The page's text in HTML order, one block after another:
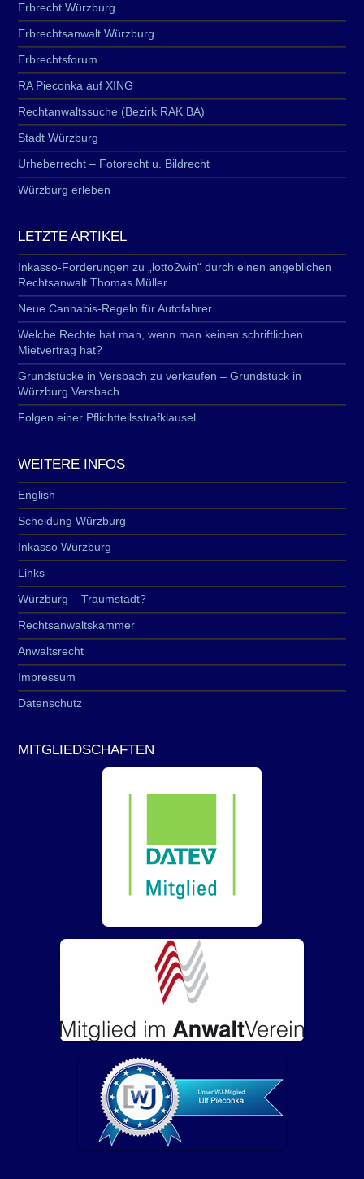
Erbrecht Würzburg
Erbrechtsanwalt Würzburg
Erbrechtsforum
RA Pieconka auf XING
Rechtanwaltssuche (Bezirk RAK BA)
Stadt Würzburg
Urheberrecht – Fotorecht u. Bildrecht
Würzburg erleben
LETZTE ARTIKEL
Inkasso-Forderungen zu „lotto2win“ durch einen angeblichen
Rechtsanwalt Thomas Müller
Neue Cannabis-Regeln für Autofahrer
Welche Rechte hat man, wenn man keinen schriftlichen
Mietvertrag hat?
Grundstücke in Versbach zu verkaufen – Grundstück in
Würzburg Versbach
Folgen einer Pflichtteilsstrafklausel
WEITERE INFOS
English
Scheidung Würzburg
Inkasso Würzburg
Links
Würzburg – Traumstadt?
Rechtsanwaltskammer
Anwaltsrecht
Impressum
Datenschutz
MITGLIEDSCHAFTEN